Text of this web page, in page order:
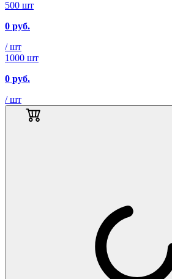
500 шт
0 руб.
/ шт
1000 шт
0 руб.
/ шт